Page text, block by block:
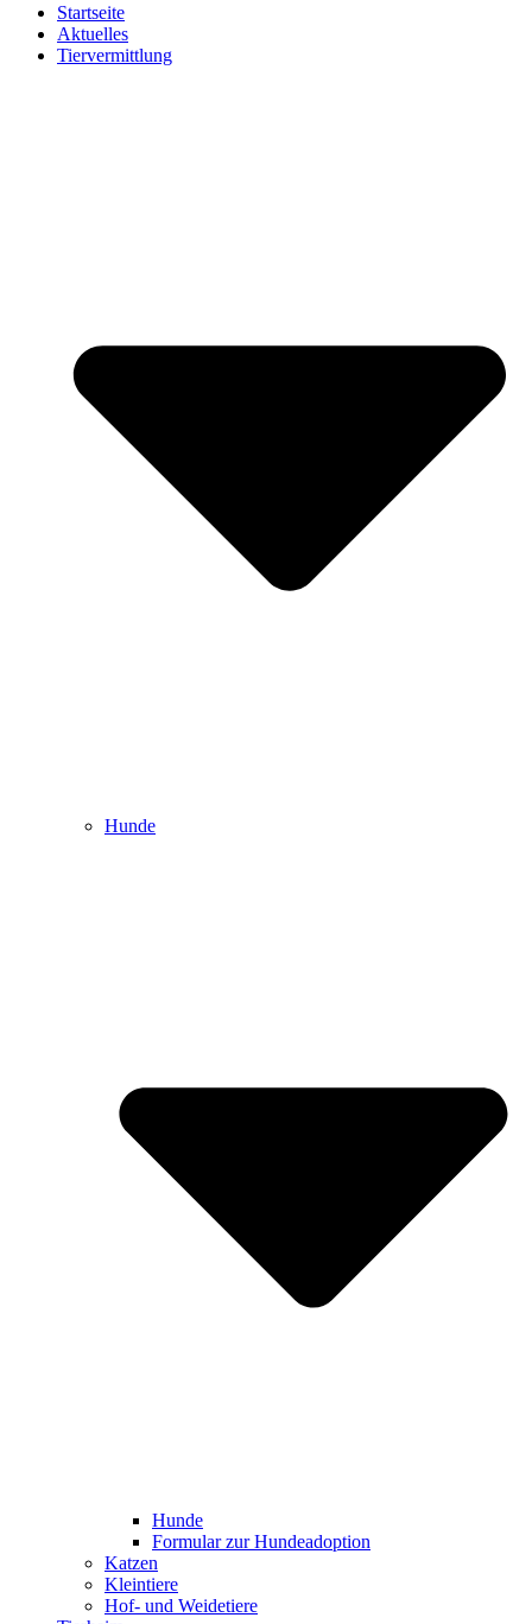
Startseite
Aktuelles
Tiervermittlung
Hunde
Hunde
Formular zur Hundeadoption
Katzen
Kleintiere
Hof- und Weidetiere